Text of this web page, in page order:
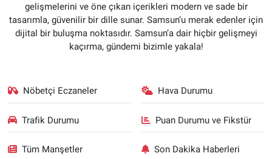
gelişmelerini ve öne çıkan içerikleri modern ve sade bir
tasarımla, güvenilir bir dille sunar. Samsun’u merak edenler için
dijital bir buluşma noktasıdır. Samsun’a dair hiçbir gelişmeyi
kaçırma, gündemi bizimle yakala!
Nöbetçi Eczaneler Hava Durumu
Trafik Durumu Puan Durumu ve Fikstür
Tüm Manşetler Son Dakika Haberleri